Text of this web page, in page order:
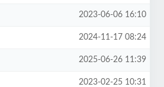
2023-06-06 16:10
2024-11-17 08:24
2025-06-26 11:39
2023-02-25 10:31